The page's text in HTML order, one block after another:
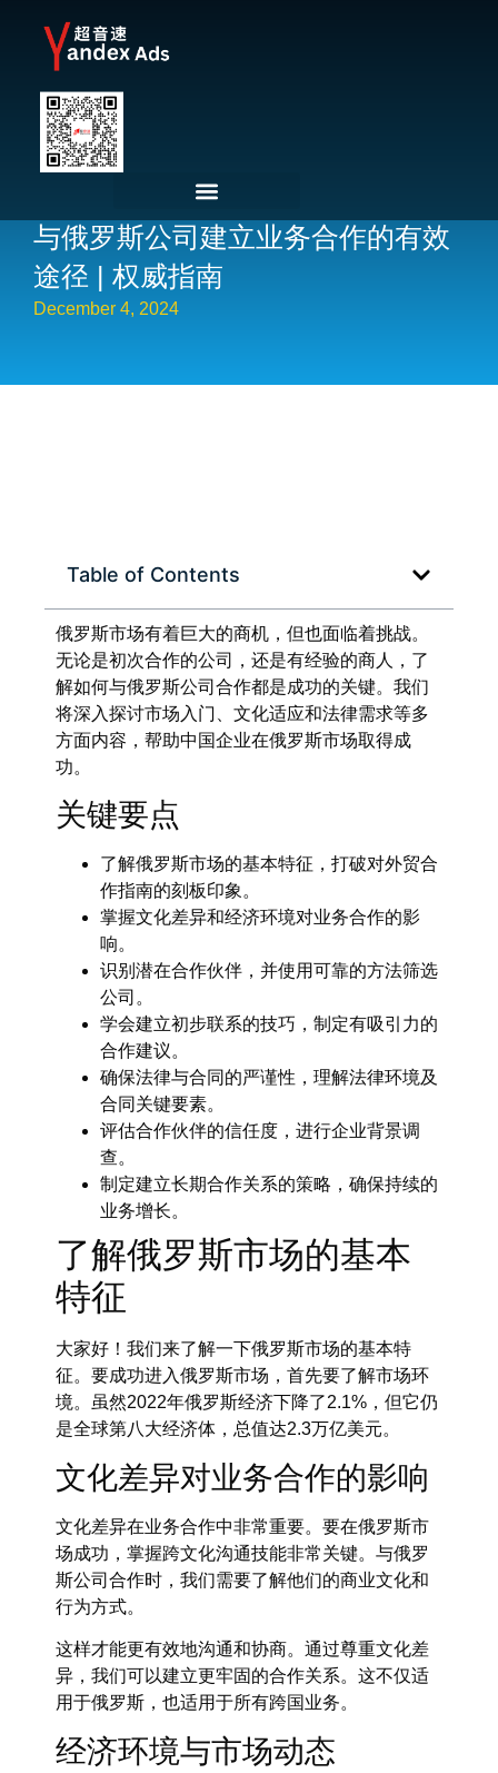
与俄罗斯公司建立业务合作的有效
途径 | 权威指南
December 4, 2024
Table of Contents
俄罗斯市场有着巨大的商机，但也面临着挑战。
无论是初次合作的公司，还是有经验的商人，了
解如何与俄罗斯公司合作都是成功的关键。我们
将深入探讨市场入门、文化适应和法律需求等多
方面内容，帮助中国企业在俄罗斯市场取得成
功。
关键要点
了解俄罗斯市场的基本特征，打破对外贸合
作指南的刻板印象。
掌握文化差异和经济环境对业务合作的影
响。
识别潜在合作伙伴，并使用可靠的方法筛选
公司。
学会建立初步联系的技巧，制定有吸引力的
合作建议。
确保法律与合同的严谨性，理解法律环境及
合同关键要素。
评估合作伙伴的信任度，进行企业背景调
查。
制定建立长期合作关系的策略，确保持续的
业务增长。
了解俄罗斯市场的基本
特征
大家好！我们来了解一下俄罗斯市场的基本特
征。要成功进入俄罗斯市场，首先要了解市场环
境。虽然2022年俄罗斯经济下降了2.1%，但它仍
是全球第八大经济体，总值达2.3万亿美元。
文化差异对业务合作的影响
文化差异在业务合作中非常重要。要在俄罗斯市
场成功，掌握跨文化沟通技能非常关键。与俄罗
斯公司合作时，我们需要了解他们的商业文化和
行为方式。
这样才能更有效地沟通和协商。通过尊重文化差
异，我们可以建立更牢固的合作关系。这不仅适
用于俄罗斯，也适用于所有跨国业务。
经济环境与市场动态